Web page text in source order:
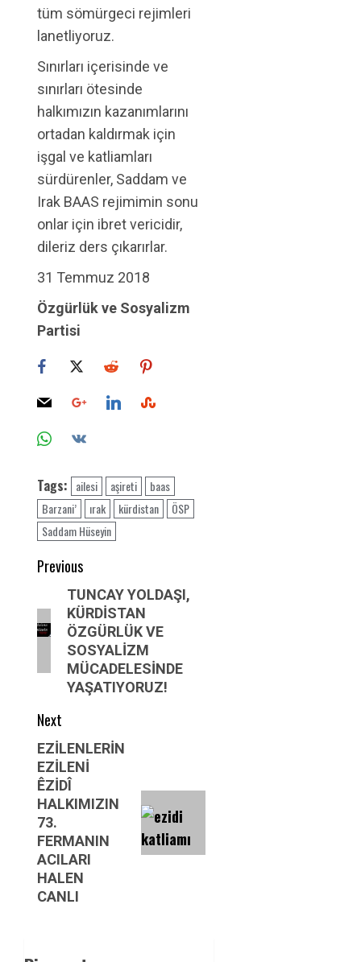
tüm sömürgeci rejimleri
lanetliyoruz.
Sınırları içerisinde ve
sınırları ötesinde
halkımızın kazanımlarını
ortadan kaldırmak için
işgal ve katliamları
sürdürenler, Saddam ve
Irak BAAS rejimimin sonu
onlar için ibret vericidir,
dileriz ders çıkarırlar.
31 Temmuz 2018
Özgürlük ve Sosyalizm
Partisi
Tags: ailesi aşireti
baas
Barzani’
ırak kürdistan
ÖSP
Saddam Hüseyin
Post
navigation
Previous
Previous
post:
TUNCAY YOLDAŞI,
KÜRDİSTAN
ÖZGÜRLÜK VE
SOSYALİZM
MÜCADELESİNDE
YAŞATIYORUZ!
Next
Next
post:
EZİLENLERİN
EZİLENİ
ÊZİDÎ
HALKIMIZIN
73.
FERMANIN
ACILARI
HALEN
CANLI